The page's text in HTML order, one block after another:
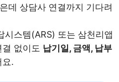
데 상담사 연결까지 기다려
시스템(ARS) 또는 삼천리앱
없이도 납기일, 금액, 납부
요.